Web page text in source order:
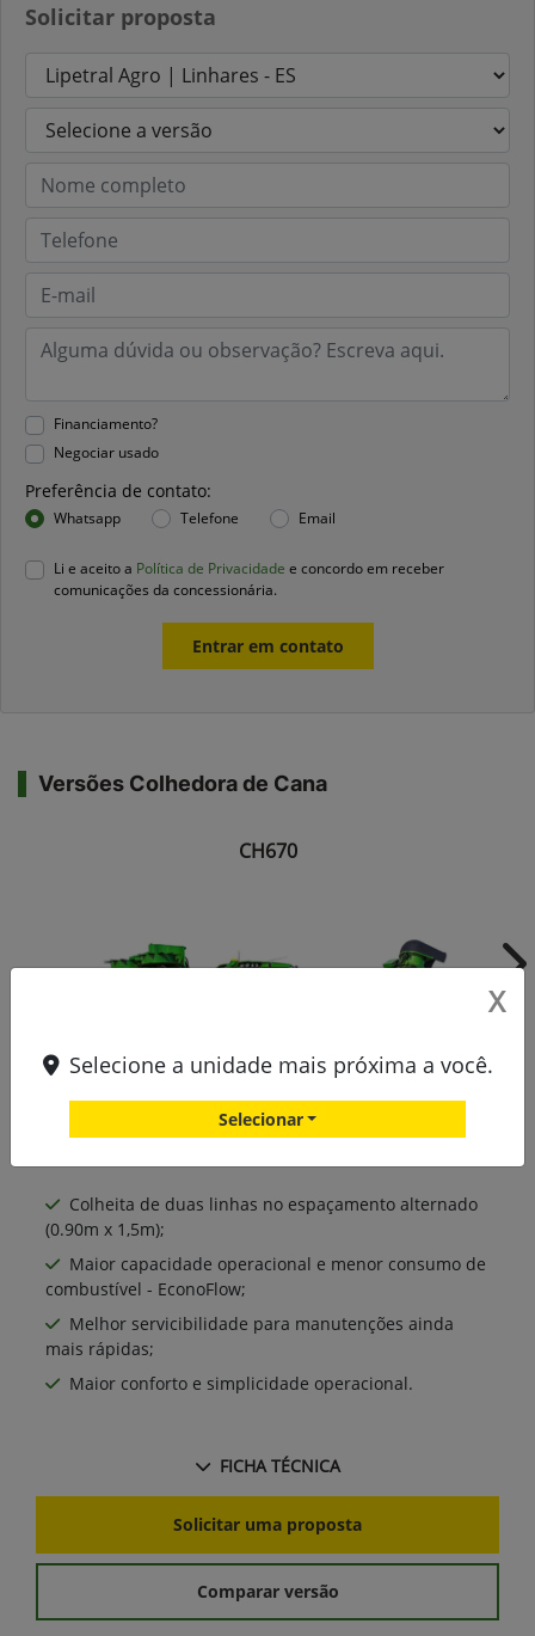
Solicitar proposta
Financiamento?
Negociar usado
Preferência de contato:
Whatsapp Telefone Email
Li e aceito a Política de Privacidade e concordo em receber
comunicações da concessionária.
Entrar em contato
Versões Colhedora de Cana
CH670
Colheita de duas linhas no espaçamento alternado
(0.90m x 1,5m);
Maior capacidade operacional e menor consumo de
combustível - EconoFlow;
Melhor servicibilidade para manutenções ainda
mais rápidas;
Maior conforto e simplicidade operacional.
FICHA TÉCNICA
Solicitar uma proposta
Comparar versão
X
Selecione a unidade mais próxima a você.
Selecionar